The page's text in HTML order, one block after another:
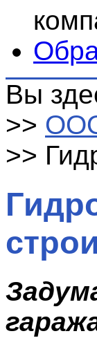
Вы
>>
>>